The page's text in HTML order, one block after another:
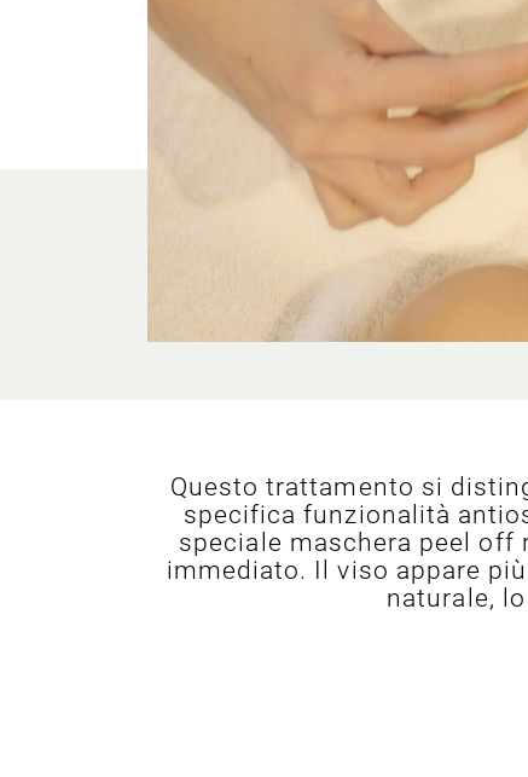
Questo trattamento si
specifica funzionalità
speciale maschera peel
immediato. Il viso appare
naturale,